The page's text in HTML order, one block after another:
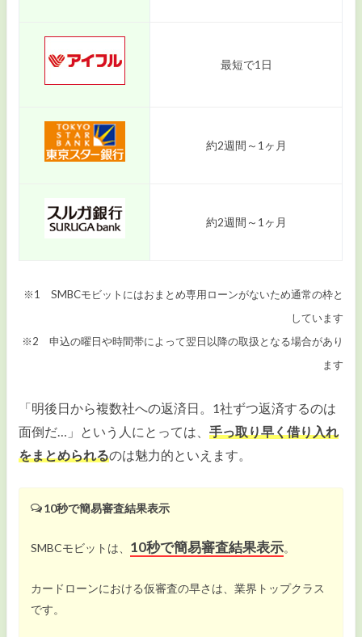
最短で1日
約2週間～1ヶ月
約2週間～1ヶ月
※1 SMBCモビットにはおまとめ専用ローンがないため通常の枠と
しています
※2 申込の曜日や時間帯によって翌日以降の取扱となる場合があり
ます
「明後日から複数社への返済日。1社ずつ返済するのは
面倒だ…」という人にとっては、手っ取り早く借り入れ
をまとめられるのは魅力的といえます。
10秒で簡易審査結果表示
SMBCモビットは、 10秒で簡易審査結果表示。
カードローンにおける仮審査の早さは、業界トップクラス
です。